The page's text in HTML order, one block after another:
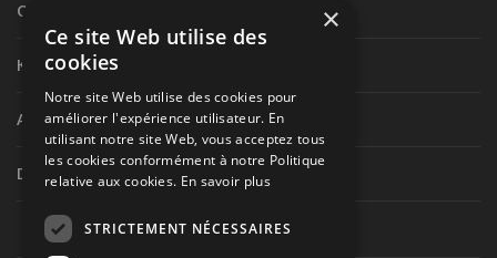
Circuit routier canadien
Karting
Autres séries nationales
Divers
×
Ce site Web utilise des
cookies
Notre site Web utilise des cookies pour
améliorer l'expérience utilisateur. En
utilisant notre site Web, vous acceptez tous
les cookies conformément à notre Politique
relative aux cookies. En savoir plus
STRICTEMENT NÉCESSAIRES